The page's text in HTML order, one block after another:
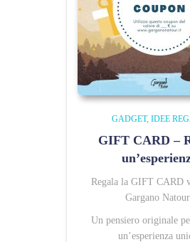
GADGET IDEE
GIFT CARD –
Regala la GIFT CARD
Gargano
Un pensiero originale
un’esperienza